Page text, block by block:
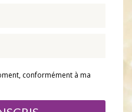
conformément à ma